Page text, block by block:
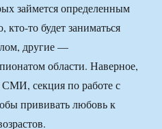
займется определенным
то будет заниматься
другие —
области. Наверное,
СМИ, секция по работе с
прививать любовь к